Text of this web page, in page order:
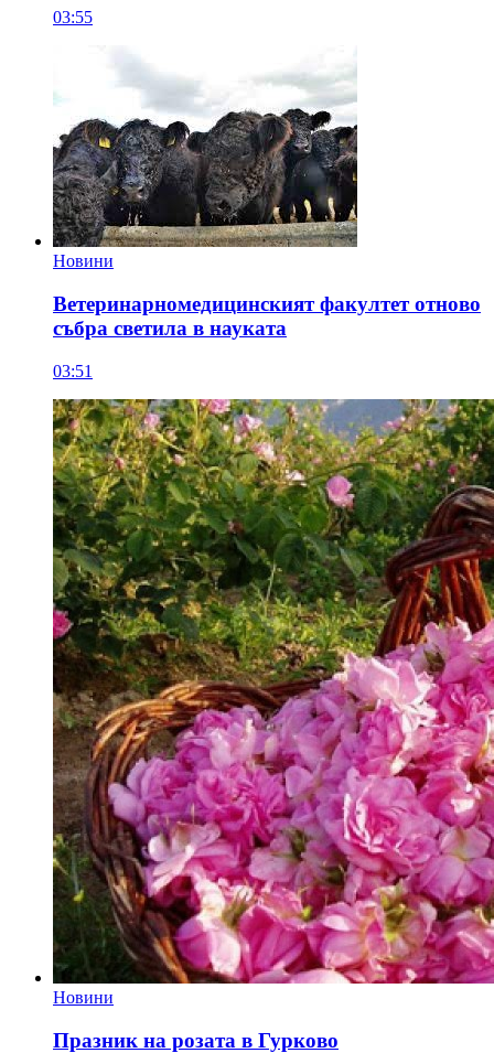
03:55
Новини
Ветеринарномедицинският факултет отново
събра светила в науката
03:51
Новини
Празник на розата в Гурково